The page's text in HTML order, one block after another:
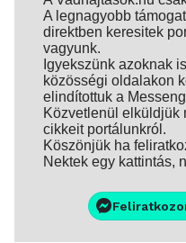
A legnagyobb
direktben keresitek
vagyunk.
Igyekszünk azoknak
közösségi oldalakon
elindítottuk a
Közvetlenül elküldjük
cikkeit portálunkról.
Köszönjük ha
Nektek egy kattintás,